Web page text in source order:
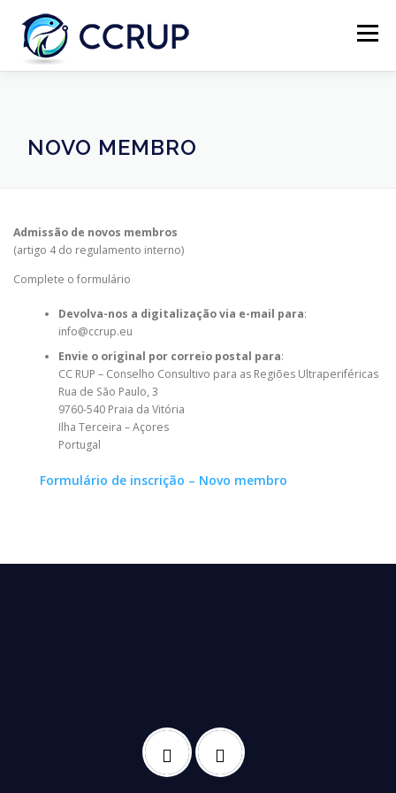
Menu
NOVO MEMBRO
Admissão de novos membros
(artigo 4 do regulamento interno)
Complete o formulário
Devolva-nos a digitalização via e-mail para:
info@ccrup.eu
Envie o original por correio postal para:
CC RUP – Conselho Consultivo para as Regiões Ultraperiféricas
Rua de São Paulo, 3
9760-540 Praia da Vitória
Ilha Terceira – Açores
Portugal
Formulário de inscrição – Novo membro